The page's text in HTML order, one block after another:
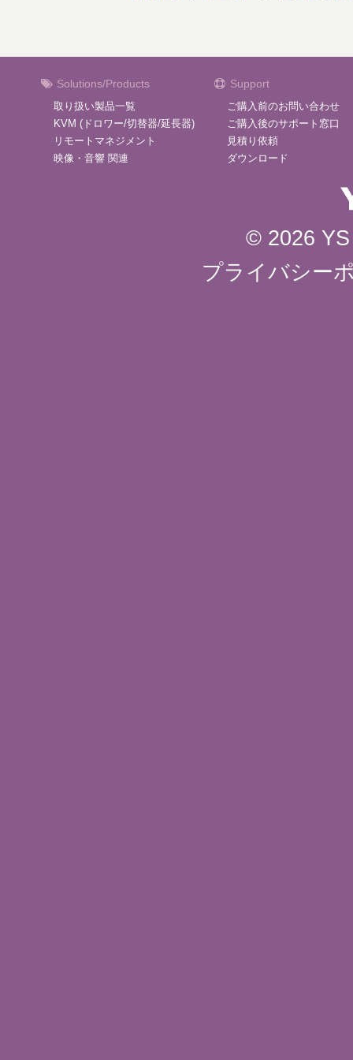
Solutions/Products
取り扱い製品一覧
KVM (ドロワー/切替器/延長器)
リモートマネジメント
映像・音響 関連
Support
ご購入前のお問い合わせ
ご購入後のサポート窓口
見積り依頼
ダウンロード
© 2026
プライバシー